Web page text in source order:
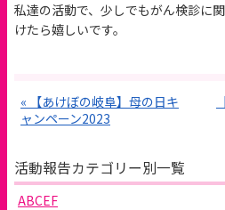
私達の活動で、少しでもがん検診に
けたら嬉しいです。
« 【あけぼの岐阜】母の日キ
ャンペーン2023
活動報告カテゴリー別一覧
ABCEF